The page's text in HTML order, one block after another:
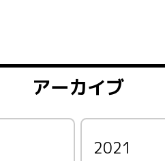
アーカイブ
2021